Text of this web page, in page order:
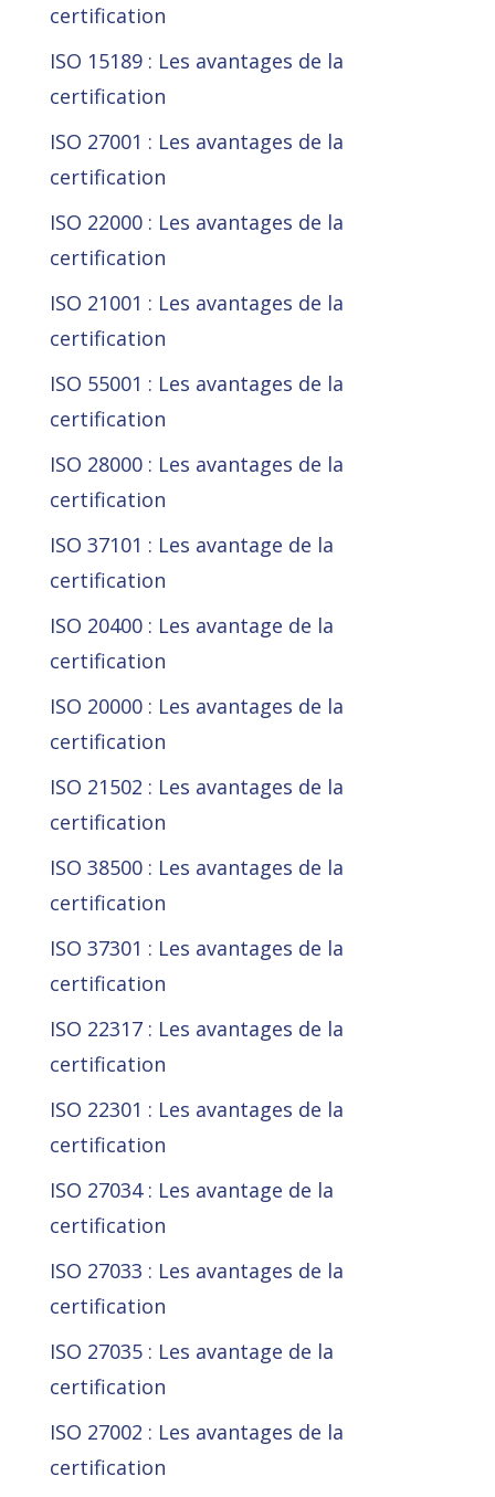
certification
ISO 15189 : Les avantages de la
certification
ISO 27001 : Les avantages de la
certification
ISO 22000 : Les avantages de la
certification
ISO 21001 : Les avantages de la
certification
ISO 55001 : Les avantages de la
certification
ISO 28000 : Les avantages de la
certification
ISO 37101 : Les avantage de la
certification
ISO 20400 : Les avantage de la
certification
ISO 20000 : Les avantages de la
certification
ISO 21502 : Les avantages de la
certification
ISO 38500 : Les avantages de la
certification
ISO 37301 : Les avantages de la
certification
ISO 22317 : Les avantages de la
certification
ISO 22301 : Les avantages de la
certification
ISO 27034 : Les avantage de la
certification
ISO 27033 : Les avantages de la
certification
ISO 27035 : Les avantage de la
certification
ISO 27002 : Les avantages de la
certification